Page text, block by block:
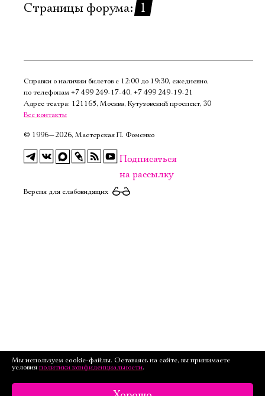
Страницы форума: 1
Справки о наличии билетов с 12:00 до 19:30, ежедневно,
по телефонам +7 499 249‑17‑40, +7 499 249‑19‑21
Адрес театра: 121165, Москва, Кутузовский проспект, 30
Все контакты
© 1996—2026, Мастерская П. Фоменко
Подписаться
на рассылку
Версия для слабовидящих
Мы используем cookie-файлы. Оставаясь на сайте, вы принимаете
условия политики конфиденциальности.